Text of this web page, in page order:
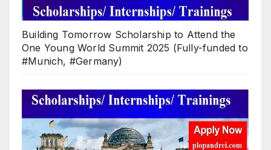
Building Tomorrow Scholarship to Attend the
One Young World Summit 2025 (Fully-funded to
#Munich, #Germany)